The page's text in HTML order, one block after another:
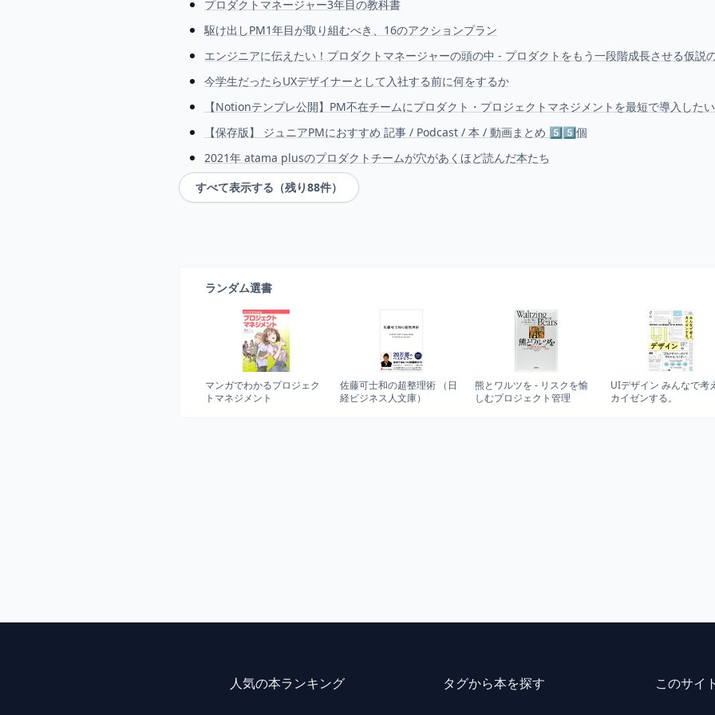
プロダクトマネージャー3年目の教科書
駆け出しPM1年目が取り組むべき、16のアクションプラン
エンジニアに伝えたい！プロダクトマネージャーの頭の中 - プロダクトをもう一段階成長させる仮説
今学生だったらUXデザイナーとして入社する前に何をするか
【Notionテンプレ公開】PM不在チームにプロダクト・プロジェクトマネジメントを最短で導入したい
【保存版】 ジュニアPMにおすすめ 記事 / Podcast / 本 / 動画まとめ 5️⃣5️⃣個
2021年 atama plusのプロダクトチームが穴があくほど読んだ本たち
すべて表示する（残り88件）
ランダム選書
マンガでわかるプロジェク
トマネジメント
佐藤可士和の超整理術 （日
経ビジネス人文庫）
熊とワルツを - リスクを愉
しむプロジェクト管理
UIデザイン みんなで考
カイゼンする。
人気の本ランキング タグから本を探す このサイ